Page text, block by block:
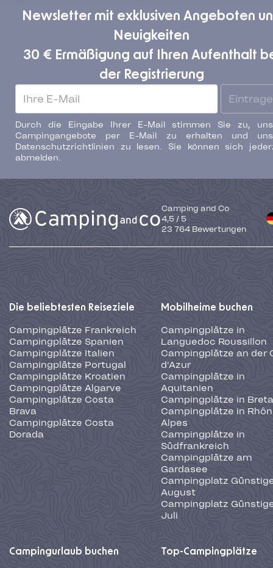
Newsletter mit exklusiven Angeboten
Neuigkeiten
30 € Ermäßigung auf Ihren Aufenthalt
der Registrierung
Durch die Eingabe Ihrer E-Mail stimmen Sie zu,
Campingangebote per E-Mail zu erhalten und
Datenschutzrichtlinien zu lesen. Sie können sich
abmelden.
Camping and Co
4,5 / 5
23 764Bewertungen
Die beliebtesten Reiseziele
Campingplätze Frankreich
Campingplätze Spanien
Campingplätze Italien
Campingplätze Portugal
Campingplätze Kroatien
Campingplätze Algarve
Campingplätze Costa
Brava
Campingplätze Costa
Dorada
Mobilheime buchen
Campingplätze in
Languedoc Roussillon
Campingplätze an der
d'Azur
Campingplätze in
Aquitanien
Campingplätze in
Campingplätze in
Alpes
Campingplätze in
Südfrankreich
Campingplätze am
Gardasee
Campingplatz
August
Campingplatz
Juli
Campingurlaub buchen Top-Campingplätze